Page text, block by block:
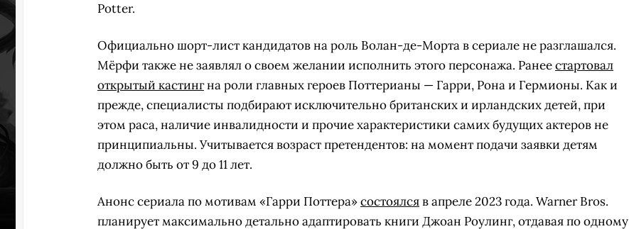
Potter.
Официально шорт-лист кандидатов на роль Волан-де-Морта в сериале не разглашался.
Мёрфи также не заявлял о своем желании исполнить этого персонажа. Ранеестартовал
открытый кастингна роли главных героев Поттерианы — Гарри, Рона и Гермионы. Как и
прежде, специалисты подбирают исключительно британских и ирландских детей, при
этом раса, наличие инвалидности и прочие характеристики самих будущих актеров не
принципиальны. Учитывается возраст претендентов: на момент подачи заявки детям
должно быть от 9 до 11 лет.
Анонс сериала по мотивам «Гарри Поттера»состоялсяв апреле 2023 года. Warner Bros.
планирует максимально детально адаптировать книги Джоан Роулинг, отдавая по одному